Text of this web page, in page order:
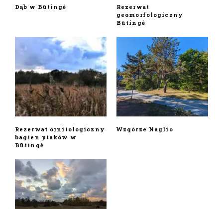
Dąb w Būtingė
Rezerwat
geomorfologiczny
Būtingė
Rezerwat ornitologiczny
bagien ptaków w
Būtingė
Wzgórze Naglio